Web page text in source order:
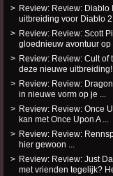
Review: Review: Diablo
uitbreiding voor Diablo
Review: Review: Scott
gloednieuw avontuur op
Review: Review: Cult of
deze nieuwe uitbreiding!
Review: Review:
in nieuwe vorm op je ...
Review: Review: Once
kan met Once Upon A ...
Review: Review:
hier gewoon ...
Review: Review: Just
met vrienden tegelijk?